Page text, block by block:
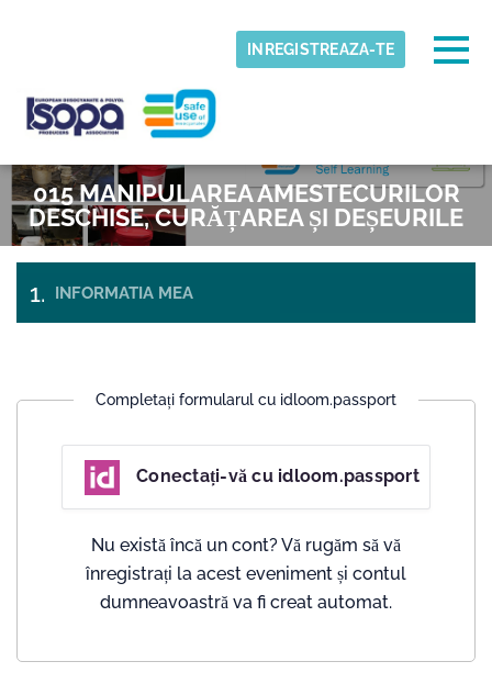
INREGISTREAZA-TE
ISOPA-AISBL
015 MANIPULAREA AMESTECURILOR
DESCHISE, CURĂȚAREA ȘI DEȘEURILE
INFORMATIA MEA
PLATA
Completați formularul cu idloom.passport
Conectați-vă cu idloom.passport
Nu există încă un cont? Vă rugăm să vă
înregistrați la acest eveniment și contul
dumneavoastră va fi creat automat.